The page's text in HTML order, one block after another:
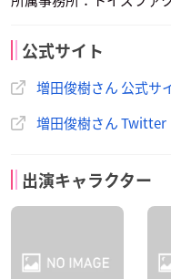
公式サイト
増田俊樹さん 公式サ
増田俊樹さん Twitter
出演キャラクター